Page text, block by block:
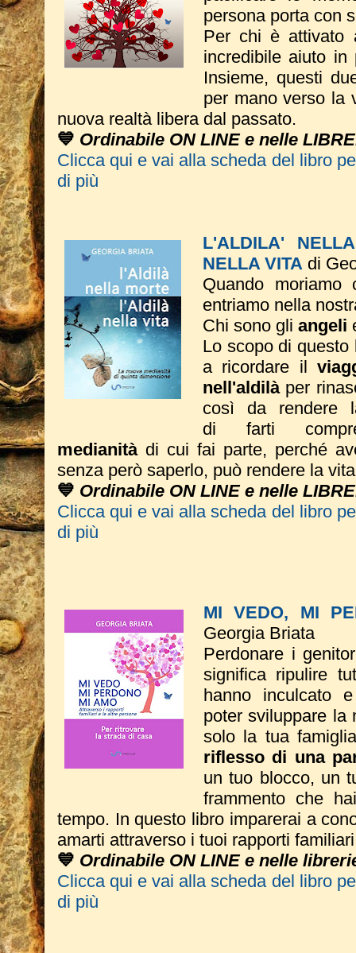
persona porta con
Per chi è attivato
incredibile aiuto in
Insieme, questi
per mano verso la
nuova realtà libera dal passato.
💙 Ordinabile ON LINE e nelle
Clicca qui e vai alla scheda del libro
di più
L'ALDILA'
NELLA VITA di
Quando moriamo
entriamo nella
Chi sono gli angeli
Lo scopo di
a ricordare il
nell'aldilà per
così da rendere
di farti
medianitàdi cui fai parte, perché
senza però saperlo, può rendere la
💙 Ordinabile ON LINE e nelle
Clicca qui e vai alla scheda del libro
di più
MI VEDO, MI
Georgia Briata
Perdonare i
significa ripulire
hanno inculcato
poter sviluppare
solo la tua
riflesso di una
un tuo blocco, un
frammento che
tempo. In questo libro imparerai a
amarti attraverso i tuoi rapporti
💙 Ordinabile ON LINE e nelle
Clicca qui e vai alla scheda del libro
di più